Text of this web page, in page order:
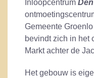
Inloopcentrum
Gemeente
bevindt zich in het
Markt achter de
Het gebouw is